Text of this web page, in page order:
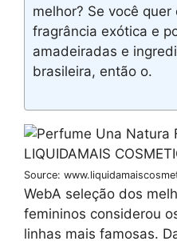
melhor? Se você
fragrância exótica e
amadeiradas e
brasileira, então o.
Source:
WebA seleção dos
femininos considerou
linhas mais famosas.